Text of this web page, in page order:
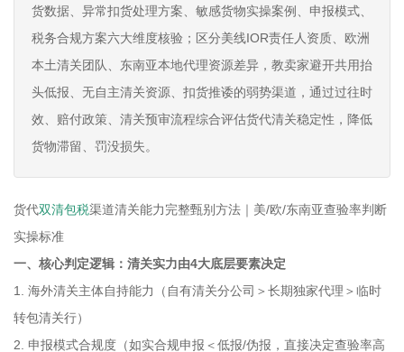
货数据、异常扣货处理方案、敏感货物实操案例、申报模式、
税务合规方案六大维度核验；区分美线IOR责任人资质、欧洲
本土清关团队、东南亚本地代理资源差异，教卖家避开共用抬
头低报、无自主清关资源、扣货推诿的弱势渠道，通过过往时
效、赔付政策、清关预审流程综合评估货代清关稳定性，降低
货物滞留、罚没损失。
货代双清包税渠道清关能力完整甄别方法｜美/欧/东南亚查验率判断
实操标准
一、核心判定逻辑：清关实力由4大底层要素决定
1. 海外清关主体自持能力（自有清关分公司＞长期独家代理＞临时
转包清关行）
2. 申报模式合规度（如实合规申报＜低报/伪报，直接决定查验率高